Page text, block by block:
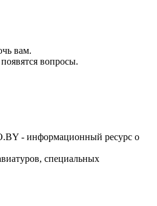
вам.
вопросы.
- информационный ресурс о
специальных